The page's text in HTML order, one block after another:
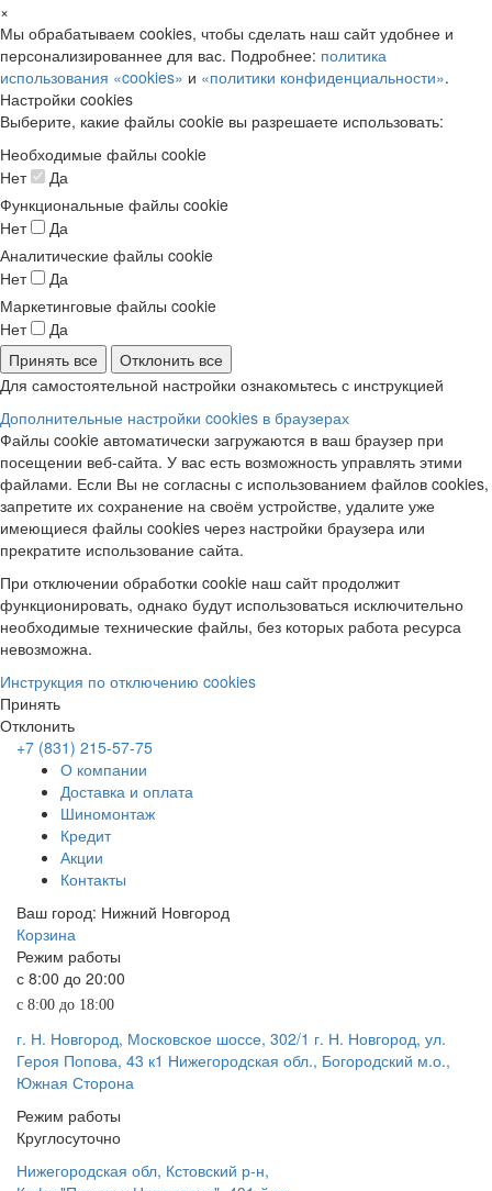
×
Мы обрабатываем cookies, чтобы сделать наш сайт удобнее и
персонализированнее для вас. Подробнее: политика
использования «cookies» и «политики конфиденциальности».
Настройки cookies
Выберите, какие файлы cookie вы разрешаете использовать:
Необходимые файлы cookie
Нет
Да
Функциональные файлы cookie
Нет
Да
Аналитические файлы cookie
Нет
Да
Маркетинговые файлы cookie
Нет
Да
Принять все
Отклонить все
Для самостоятельной настройки ознакомьтесь с инструкцией
Дополнительные настройки cookies в браузерах
Файлы cookie автоматически загружаются в ваш браузер при
посещении веб-сайта. У вас есть возможность управлять этими
файлами. Если Вы не согласны с использованием файлов cookies,
запретите их сохранение на своём устройстве, удалите уже
имеющиеся файлы cookies через настройки браузера или
прекратите использование сайта.
При отключении обработки cookie наш сайт продолжит
функционировать, однако будут использоваться исключительно
необходимые технические файлы, без которых работа ресурса
невозможна.
Инструкция по отключению cookies
Принять
Отклонить
+7 (831) 215-57-75
О компании
Доставка и оплата
Шиномонтаж
Кредит
Акции
Контакты
Ваш город: Нижний Новгород
Корзина
Режим работы
с 8:00 до 20:00
с 8:00 до 18:00
г. Н. Новгород, Московское шоссе, 302/1 г. Н. Новгород, ул.
Героя Попова, 43 к1 Нижегородская обл., Богородский м.о.,
Южная Сторона
Режим работы
Круглосуточно
Нижегородская обл, Кстовский р-н,